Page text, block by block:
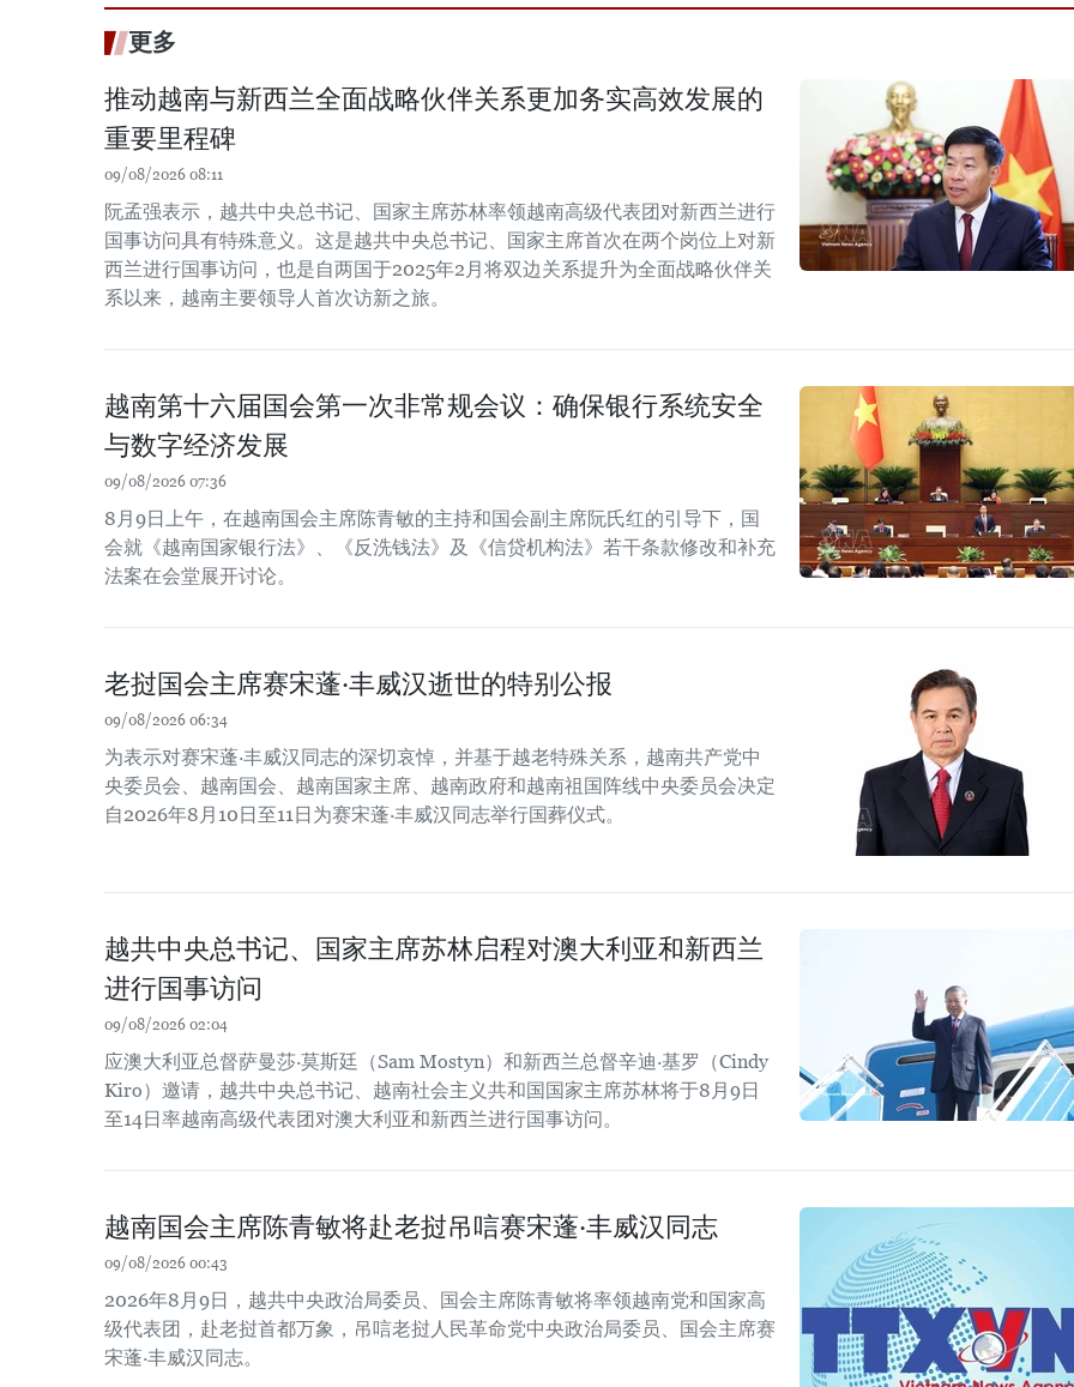
更多
推动越南与新西兰全面战略伙伴关系更加务实高效发展的
重要里程碑
09/08/2026 08:11
阮孟强表示，越共中央总书记、国家主席苏林率领越南高级代表团对新西兰进行
国事访问具有特殊意义。这是越共中央总书记、国家主席首次在两个岗位上对新
西兰进行国事访问，也是自两国于2025年2月将双边关系提升为全面战略伙伴关
系以来，越南主要领导人首次访新之旅。
越南第十六届国会第一次非常规会议：确保银行系统安全
与数字经济发展
09/08/2026 07:36
8月9日上午，在越南国会主席陈青敏的主持和国会副主席阮氏红的引导下，国
会就《越南国家银行法》、《反洗钱法》及《信贷机构法》若干条款修改和补充
法案在会堂展开讨论。
老挝国会主席赛宋蓬·丰威汉逝世的特别公报
09/08/2026 06:34
为表示对赛宋蓬·丰威汉同志的深切哀悼，并基于越老特殊关系，越南共产党中
央委员会、越南国会、越南国家主席、越南政府和越南祖国阵线中央委员会决定
自2026年8月10日至11日为赛宋蓬·丰威汉同志举行国葬仪式。
越共中央总书记、国家主席苏林启程对澳大利亚和新西兰
进行国事访问
09/08/2026 02:04
应澳大利亚总督萨曼莎·莫斯廷（Sam Mostyn）和新西兰总督辛迪·基罗（Cindy
Kiro）邀请，越共中央总书记、越南社会主义共和国国家主席苏林将于8月9日
至14日率越南高级代表团对澳大利亚和新西兰进行国事访问。
越南国会主席陈青敏将赴老挝吊唁赛宋蓬·丰威汉同志
09/08/2026 00:43
2026年8月9日，越共中央政治局委员、国会主席陈青敏将率领越南党和国家高
级代表团，赴老挝首都万象，吊唁老挝人民革命党中央政治局委员、国会主席赛
宋蓬·丰威汉同志。